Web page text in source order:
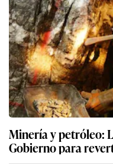
Minería y petróleo:
Gobierno para